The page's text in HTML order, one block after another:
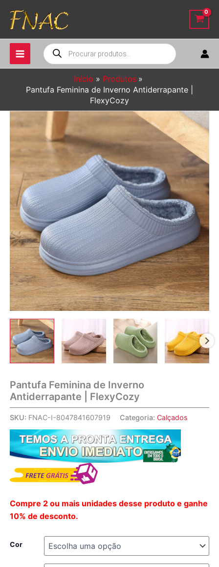
para
conteúdo
Pesquisar
produtos
Início
Produtos
Pantufa Feminina de Inverno Antiderrapante |
FlexyCozy
Pantufa Feminina de Inverno
Antiderrapante | FlexyCozy
SKU: FNAC-I-8047841607919 Categoria: Calçados
Compre 2 ou mais unidades desse produto e ganhe
10% de desconto.
Cor